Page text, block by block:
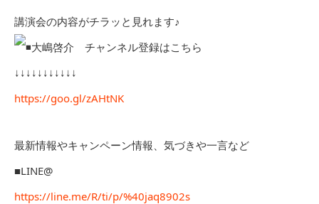
講演会の内容がチラッと見れます♪
大嶋啓介 チャンネル登録はこちら
↓↓↓↓↓↓↓↓↓↓↓
https://goo.gl/zAHtNK
最新情報やキャンペーン情報、気づきや一言など
■LINE@
https://line.me/R/ti/p/%40jaq8902s